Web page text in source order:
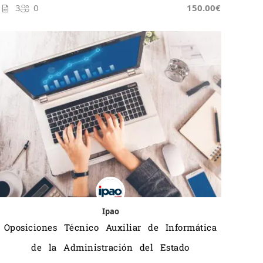
3 0 150.00€
Ipao
Oposiciones Técnico Auxiliar de Informática
de la Administración del Estado